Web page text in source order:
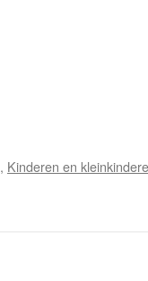
, Kinderen en